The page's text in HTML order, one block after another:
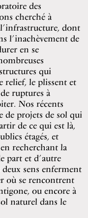
des
cherché à
dont
l’inachèvement de
en se
qui
relief, le plissent et
ruptures à
Nos récents
de projets de sol qui
de ce qui est là,
étagés, et
recherchant la
part et d’autre
sens enferment
où se rencontrent
ou encore à
naturel dans le